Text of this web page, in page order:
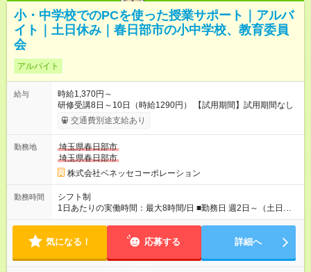
小・中学校でのPCを使った授業サポート｜アルバ
イト｜土日休み｜春日部市の小中学校、教育委員
会
アルバイト
給与
時給1,370円～
研修受講8日～10日（時給1290円） 【試用期間】試用期間なし
交通費別途支給あり
勤務地
埼玉県春日部市
埼玉県春日部市
株式会社ベネッセコーポレーション
勤務時間
シフト制
1日あたりの実働時間：最大8時間/日 ■勤務日 週2日～（土日祝
休み） ■勤務時間 学校滞在：8:30※～17:30の間の連続した8時
※勤務時間が8:30～の場合、朝8時半から学校で就業できること
気になる！ 応募する 詳細へ